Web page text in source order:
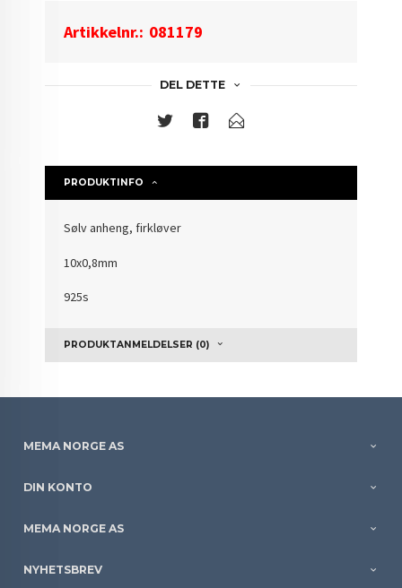
Artikkelnr.: 081179
DEL DETTE
PRODUKTINFO
Sølv anheng, firkløver
10x0,8mm
925s
PRODUKTANMELDELSER (0)
MEMA NORGE AS
DIN KONTO
MEMA NORGE AS
NYHETSBREV